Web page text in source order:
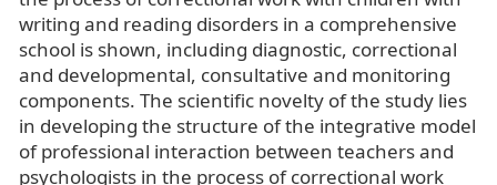
writing and reading disorders in a comprehensive
school is shown, including diagnostic, correctional
and developmental, consultative and monitoring
components. The scientific novelty of the study lies
in developing the structure of the integrative model
of professional interaction between teachers and
psychologists in the process of correctional work